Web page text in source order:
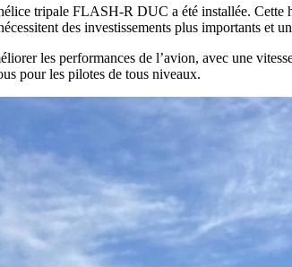
tripale FLASH-R DUC a été installée.
des investissements plus importants
les performances de l’avion, avec une
pour les pilotes de tous niveaux.